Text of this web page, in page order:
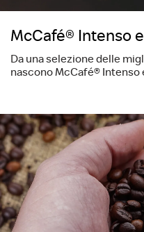
McCafé® Intenso
Da una selezione delle
nascono McCafé® Intenso